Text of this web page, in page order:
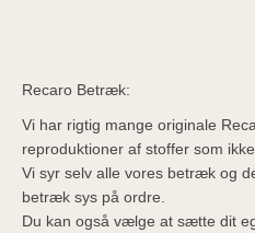
Recaro Betræk:
Vi har rigtig mange originale
reproduktioner af stoffer som
Vi syr selv alle vores betræk og
betræk sys på ordre.
Du kan også vælge at sætte dit